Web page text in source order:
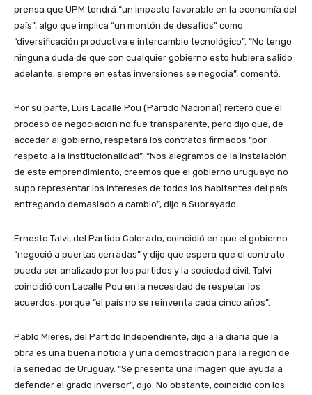
prensa que UPM tendrá “un impacto favorable en la economía del
país”, algo que implica “un montón de desafíos” como
“diversificación productiva e intercambio tecnológico”. “No tengo
ninguna duda de que con cualquier gobierno esto hubiera salido
adelante, siempre en estas inversiones se negocia”, comentó.
Por su parte, Luis Lacalle Pou (Partido Nacional) reiteró que el
proceso de negociación no fue transparente, pero dijo que, de
acceder al gobierno, respetará los contratos firmados “por
respeto a la institucionalidad”. “Nos alegramos de la instalación
de este emprendimiento, creemos que el gobierno uruguayo no
supo representar los intereses de todos los habitantes del país
entregando demasiado a cambio”, dijo a Subrayado.
Ernesto Talvi, del Partido Colorado, coincidió en que el gobierno
“negoció a puertas cerradas” y dijo que espera que el contrato
pueda ser analizado por los partidos y la sociedad civil. Talvi
coincidió con Lacalle Pou en la necesidad de respetar los
acuerdos, porque “el país no se reinventa cada cinco años”.
Pablo Mieres, del Partido Independiente, dijo a la diaria que la
obra es una buena noticia y una demostración para la región de
la seriedad de Uruguay. “Se presenta una imagen que ayuda a
defender el grado inversor”, dijo. No obstante, coincidió con los